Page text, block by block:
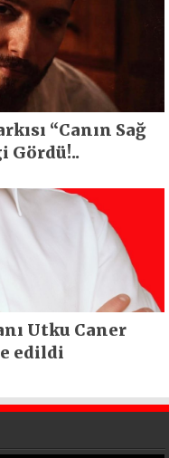
“Canın Sağ
Gördü!..
Utku Caner
edildi